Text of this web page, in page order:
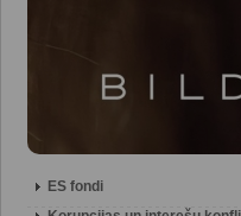
ES fondi